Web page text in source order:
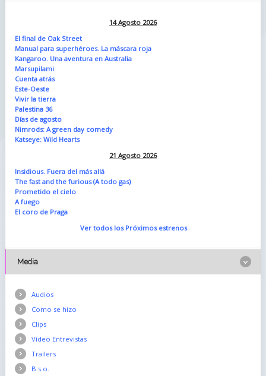
14 Agosto 2026
El final de Oak Street
Manual para superhéroes. La máscara roja
Kangaroo. Una aventura en Australia
Marsupilami
Cuenta atrás
Este-Oeste
Vivir la tierra
Palestina 36
Días de agosto
Nimrods: A green day comedy
Katseye: Wild Hearts
21 Agosto 2026
Insidious. Fuera del más allá
The fast and the furious (A todo gas)
Prometido el cielo
A fuego
El coro de Praga
Ver todos los Próximos estrenos
Media
Audios
Como se hizo
Clips
Vídeo Entrevistas
Trailers
B.s.o.